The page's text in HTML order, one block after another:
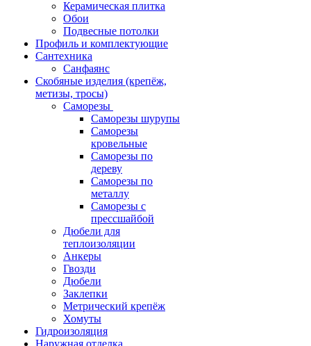
Керамическая плитка
Обои
Подвесные потолки
Профиль и комплектующие
Сантехника
Санфаянс
Скобяные изделия (крепёж,
метизы, тросы)
Саморезы
Саморезы шурупы
Саморезы
кровельные
Саморезы по
дереву
Саморезы по
металлу
Саморезы с
прессшайбой
Дюбели для
теплоизоляции
Анкеры
Гвозди
Дюбели
Заклепки
Метрический крепёж
Хомуты
Гидроизоляция
Наружная отделка